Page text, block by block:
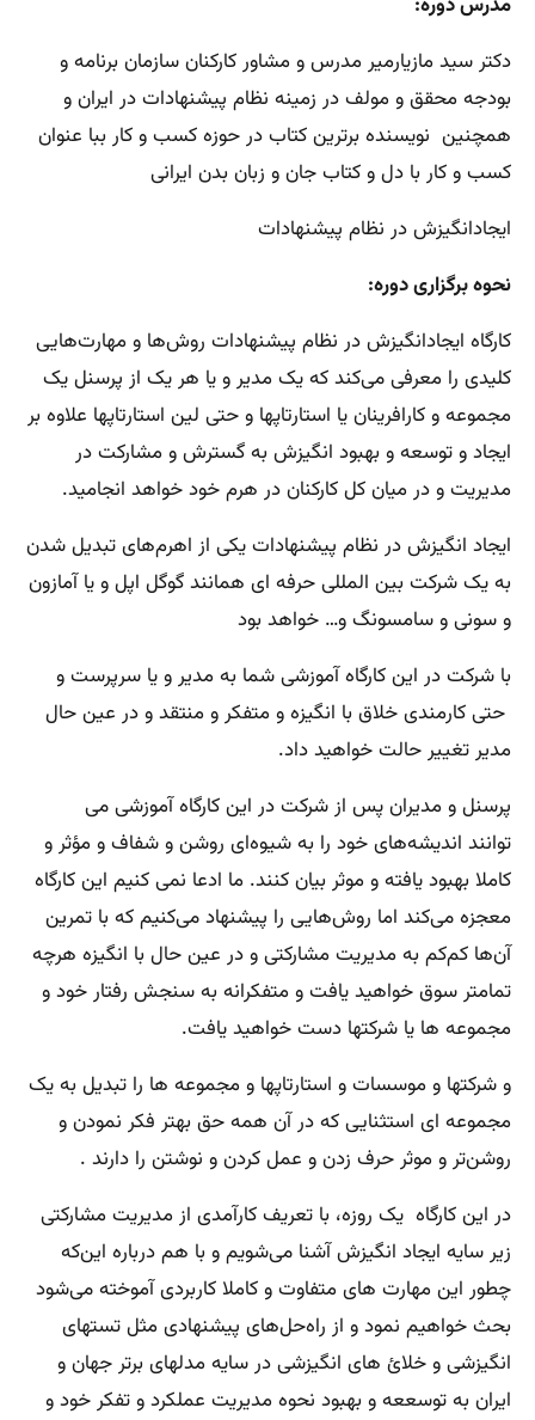
دکتر سید مازیارمیر مدرس و مشاور کارکنان سازمان برنامه و
بودجه محقق و مولف در زمینه نظام پیشنهادات در ایران و
همچنین نویسنده برترین کتاب در حوزه کسب و کار ببا عنوان
کسب و کار با دل و کتاب جان و زبان بدن ایرانی
ایجادانگیزش در نظام پیشنهادات
نحوه برگزاری دوره:
کارگاه ایجادانگیزش در نظام پیشنهادات روش‌ها و مهارت‌هایی
کلیدی را معرفی می‌کند که یک مدیر و یا هر یک از پرسنل یک
مجموعه و کارافرینان یا استارتاپها و حتی لین استارتاپها علاوه بر
ایجاد و توسعه و بهبود انگیزش به گسترش و مشارکت در
مدیریت و در میان کل کارکنان در هرم خود خواهد انجامید.
ایجاد انگیزش در نظام پیشنهادات یکی از اهرم‌های تبدیل شدن
به یک شرکت بین المللی حرفه ای همانند گوگل اپل و یا آمازون
و سونی و سامسونگ و… خواهد بود
با شرکت در این کارگاه آموزشی شما به مدیر و یا سرپرست و
حتی کارمندی خلاق با انگیزه و متفکر و منتقد و در عین حال
مدیر تغییر حالت خواهید داد.
پرسنل و مدیران پس از شرکت در این کارگاه آموزشی می
توانند اندیشه‌های خود را به شیوه‌ای روشن و شفاف و مؤثر و
کاملا بهبود یافته و موثر بیان کنند. ما ادعا نمی کنیم این کارگاه
معجزه می‌کند اما روش‌هایی را پیشنهاد می‌کنیم که با تمرین
آن‌ها کم‌کم به مدیریت مشارکتی و در عین حال با انگیزه هرچه
تمامتر سوق خواهید یافت و متفکرانه به سنجش‌ رفتار خود و
مجموعه ها یا شرکتها دست خواهید یافت.
و شرکتها و موسسات و استارتاپها و مجموعه ها را تبدیل به یک
مجموعه ای استثنایی که در آن همه حق بهتر فکر نمودن و
روشن‌تر و موثر حرف زدن و عمل کردن و نوشتن را دارند .
در این کارگاه یک روزه، با تعریف کارآمدی از مدیریت مشارکتی
زیر سایه ایجاد انگیزش آشنا می‌شویم و با هم درباره این‌که
چطور این مهارت های متفاوت و کاملا کاربردی آموخته می‌شود
بحث خواهیم نمود و از راه‌حل‌های پیشنهادی مثل تستهای
انگیزشی و خلائ های انگیزشی در سایه مدلهای برتر جهان و
ایران به توسععه و بهبود نحوه مدیریت عملکرد و تفکر خود و